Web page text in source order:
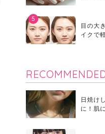
目の大
イクで
日焼け
に！肌